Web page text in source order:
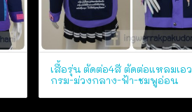
เสื้อรุ่น ตัดต่อ4สี ตัดต่อแหลมเอว
กรม-ม่วงกลาง-ฟ้า-ชมพูอ่อน